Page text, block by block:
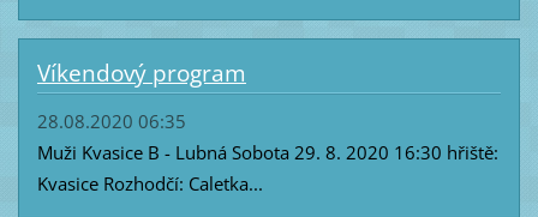
Víkendový program
28.08.2020 06:35
Muži Kvasice B - Lubná Sobota 29. 8. 2020 16:30 hřiště:
Kvasice Rozhodčí: Caletka...